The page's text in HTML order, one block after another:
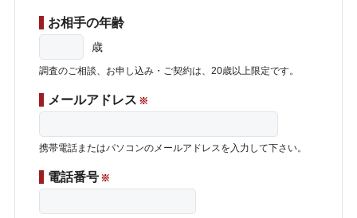
お相手の年齢
歳
調査のご相談、お申し込み・ご契約は、20歳以上限定です。
メールアドレス ※
携帯電話またはパソコンのメールアドレスを入力して下さい。
電話番号 ※